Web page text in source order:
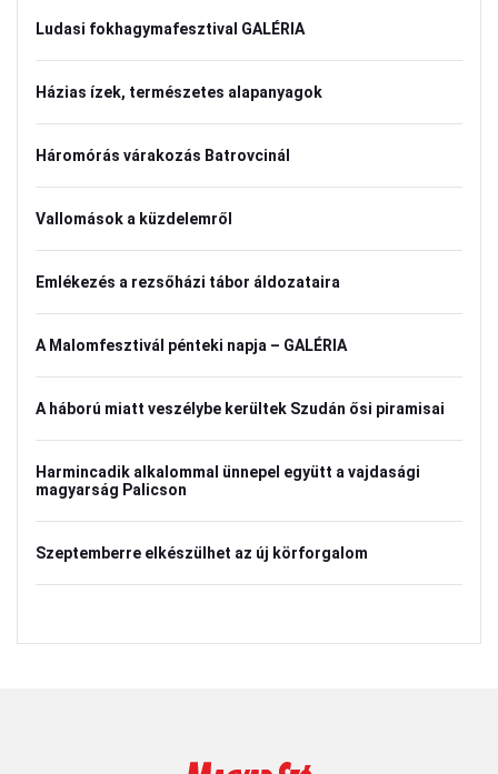
Ludasi fokhagymafesztival GALÉRIA
Házias ízek, természetes alapanyagok
Háromórás várakozás Batrovcinál
Vallomások a küzdelemről
Emlékezés a rezsőházi tábor áldozataira
A Malomfesztivál pénteki napja – GALÉRIA
A háború miatt veszélybe kerültek Szudán ősi piramisai
Harmincadik alkalommal ünnepel együtt a vajdasági
magyarság Palicson
Szeptemberre elkészülhet az új körforgalom